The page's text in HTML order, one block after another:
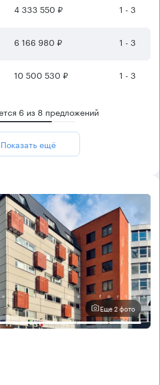
4 333 550 ₽ 1 - 3
6 166 980 ₽ 1 - 3
10 500 530 ₽ 1 - 3
6 из 8 предложений
Показать ещё
Еще 2 фото